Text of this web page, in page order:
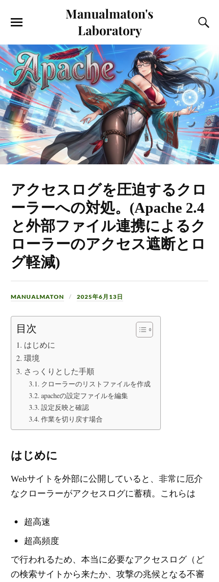
Manualmaton's
Laboratory
アクセスログを圧迫するクロ
ーラーへの対処。(Apache 2.4
と外部ファイル連携によるク
ローラーのアクセス遮断とロ
グ軽減)
MANUALMATON 2025年6月13日
目次
はじめに
環境
さっくりとした手順
クローラーのリストファイルを作成
apacheの設定ファイルを編集
設定反映と確認
作業を切り戻す場合
はじめに
Webサイトを外部に公開していると、非常に厄介
なクローラーがアクセスログに蓄積。これらは
超高速
超高頻度
で行われるため、本当に必要なアクセスログ（ど
の検索サイトから来たか、攻撃の兆候となる不審